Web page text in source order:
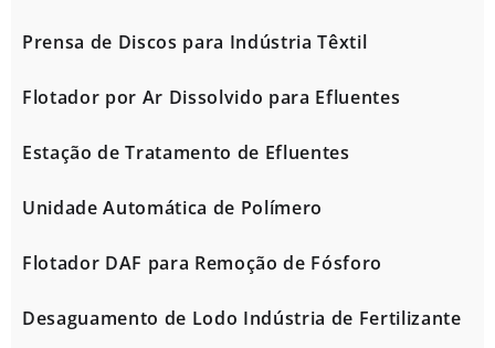
Prensa de Discos para Indústria Têxtil
Flotador por Ar Dissolvido para Efluentes
Estação de Tratamento de Efluentes
Unidade Automática de Polímero
Flotador DAF para Remoção de Fósforo
Desaguamento de Lodo Indústria de Fertilizante